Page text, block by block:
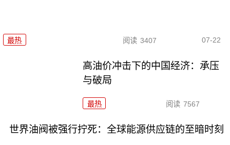
最热 阅读 3407 07-22
高油价冲击下的中国经济：承压
与破局
最热 阅读 7567
世界油阀被强行拧死：全球能源供应链的至暗时刻